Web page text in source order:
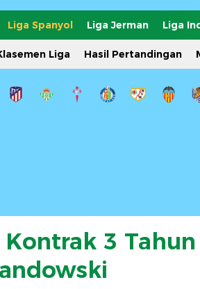
Liga Spanyol Liga Jerman Liga
Liga Hasil Pertandingan
Kontrak 3